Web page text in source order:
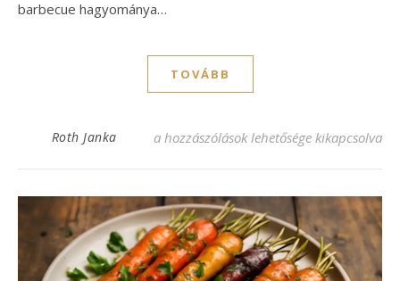
barbecue hagyománya…
TOVÁBB
Roth Janka Füstölt ízek: Igazi BBQ recept, amit
a hozzászólások lehetősége kikapcsolva